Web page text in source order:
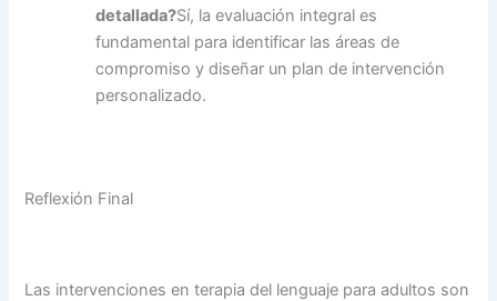
detallada?Sí, la evaluación integral es
fundamental para identificar las áreas de
compromiso y diseñar un plan de intervención
personalizado.
Reflexión Final
Las intervenciones en terapia del lenguaje para adultos son